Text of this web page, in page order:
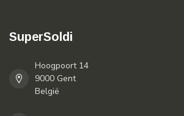
SuperSoldi
Hoogpoort 14
9000 Gent
België